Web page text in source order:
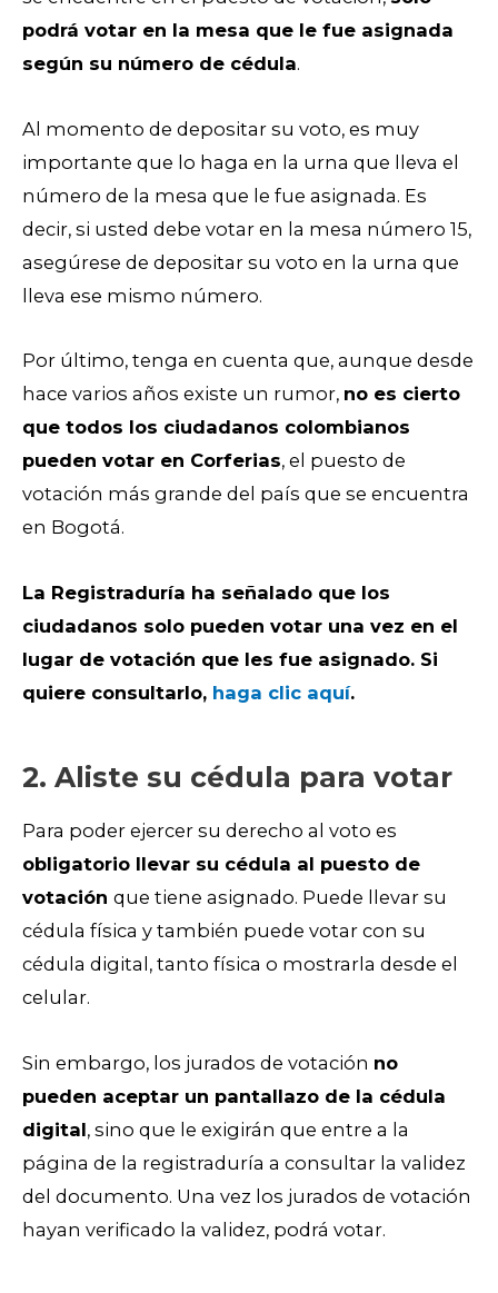
podrá votar en la mesa que le fue asignada
según su número de cédula.
Al momento de depositar su voto, es muy
importante que lo haga en la urna que lleva el
número de la mesa que le fue asignada. Es
decir, si usted debe votar en la mesa número 15,
asegúrese de depositar su voto en la urna que
lleva ese mismo número.
Por último, tenga en cuenta que, aunque desde
hace varios años existe un rumor, no es cierto
que todos los ciudadanos colombianos
pueden votar en Corferias, el puesto de
votación más grande del país que se encuentra
en Bogotá.
La Registraduría ha señalado que los
ciudadanos solo pueden votar una vez en el
lugar de votación que les fue asignado. Si
quiere consultarlo, haga clic aquí.
2. Aliste su cédula para votar
Para poder ejercer su derecho al voto es
obligatorio llevar su cédula al puesto de
votación que tiene asignado. Puede llevar su
cédula física y también puede votar con su
cédula digital, tanto física o mostrarla desde el
celular.
Sin embargo, los jurados de votación no
pueden aceptar un pantallazo de la cédula
digital, sino que le exigirán que entre a la
página de la registraduría a consultar la validez
del documento. Una vez los jurados de votación
hayan verificado la validez, podrá votar.